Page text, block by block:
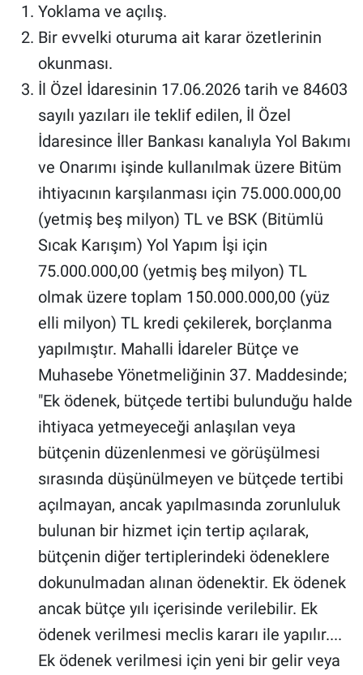
Yoklama ve açılış.
Bir evvelki oturuma ait karar özetlerinin
okunması.
İl Özel İdaresinin 17.06.2026 tarih ve 84603
sayılı yazıları ile teklif edilen, İl Özel
İdaresince İller Bankası kanalıyla Yol Bakımı
ve Onarımı işinde kullanılmak üzere Bitüm
ihtiyacının karşılanması için 75.000.000,00
(yetmiş beş milyon) TL ve BSK (Bitümlü
Sıcak Karışım) Yol Yapım İşi için
75.000.000,00 (yetmiş beş milyon) TL
olmak üzere toplam 150.000.000,00 (yüz
elli milyon) TL kredi çekilerek, borçlanma
yapılmıştır. Mahalli İdareler Bütçe ve
Muhasebe Yönetmeliğinin 37. Maddesinde;
"Ek ödenek, bütçede tertibi bulunduğu halde
ihtiyaca yetmeyeceği anlaşılan veya
bütçenin düzenlenmesi ve görüşülmesi
sırasında düşünülmeyen ve bütçede tertibi
açılmayan, ancak yapılmasında zorunluluk
bulunan bir hizmet için tertip açılarak,
bütçenin diğer tertiplerindeki ödeneklere
dokunulmadan alınan ödenektir. Ek ödenek
ancak bütçe yılı içerisinde verilebilir. Ek
ödenek verilmesi meclis kararı ile yapılır....
Ek ödenek verilmesi için yeni bir gelir veya
Aksaray
Kırşehir
Yerel
Genel
Asayiş
Kültür - Sanat
Politika
Magazin
Çevre
Haberde İnsan